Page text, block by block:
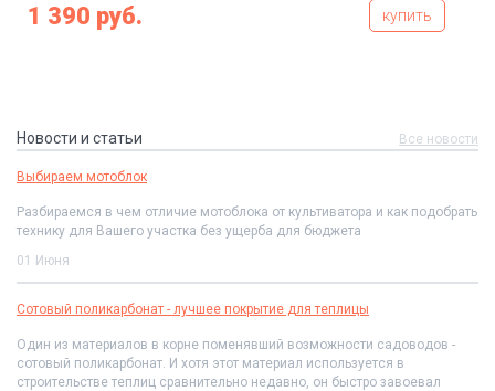
1 390 руб. купить
Новости и статьи Все новости
Выбираем мотоблок
Разбираемся в чем отличие мотоблока от культиватора и как подобрать
технику для Вашего участка без ущерба для бюджета
01 Июня
Сотовый поликарбонат - лучшее покрытие для теплицы
Один из материалов в корне поменявший возможности садоводов -
сотовый поликарбонат. И хотя этот материал используется в
строительстве теплиц сравнительно недавно, он быстро завоевал